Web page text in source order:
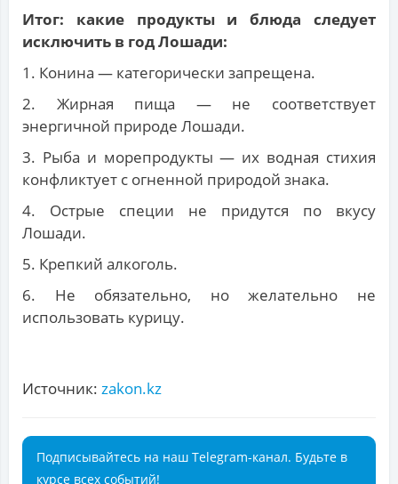
Итог: какие продукты и блюда следует
исключить в год Лошади:
1. Конина — категорически запрещена.
2. Жирная пища — не соответствует
энергичной природе Лошади.
3. Рыба и морепродукты — их водная стихия
конфликтует с огненной природой знака.
4. Острые специи не придутся по вкусу
Лошади.
5. Крепкий алкоголь.
6. Не обязательно, но желательно не
использовать курицу.
Источник: zakon.kz
Подписывайтесь на наш Telegram-канал. Будьте в
курсе всех событий!